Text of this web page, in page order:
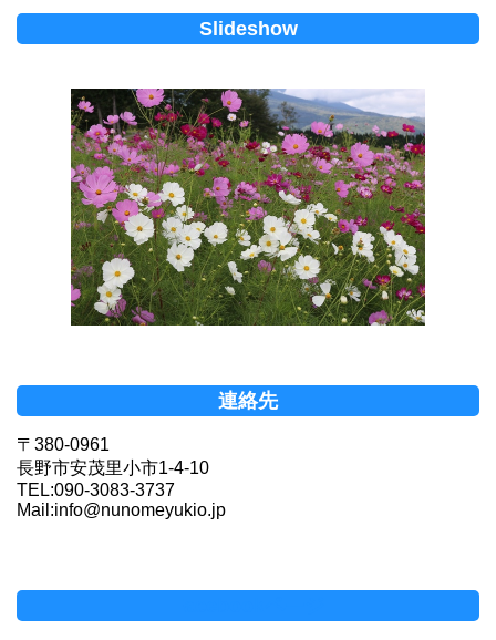
Slideshow
連絡先
〒380-0961
長野市安茂里小市1-4-10
TEL:090-3083-3737
Mail:info@nunomeyukio.jp